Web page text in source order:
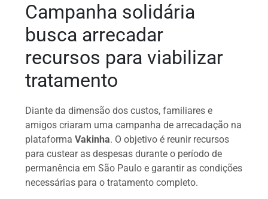
Campanha solidária
busca arrecadar
recursos para viabilizar
tratamento
Diante da dimensão dos custos, familiares e
amigos criaram uma campanha de arrecadação na
plataformaVakinha. O objetivo é reunir recursos
para custear as despesas durante o período de
permanência em São Paulo e garantir as condições
necessárias para o tratamento completo.